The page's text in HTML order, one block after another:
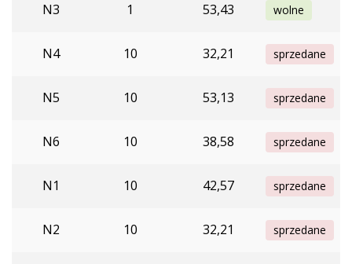
N3 1 53,43 wolne
N4 10 32,21 sprzedane
N5 10 53,13 sprzedane
N6 10 38,58 sprzedane
N1 10 42,57 sprzedane
N2 10 32,21 sprzedane